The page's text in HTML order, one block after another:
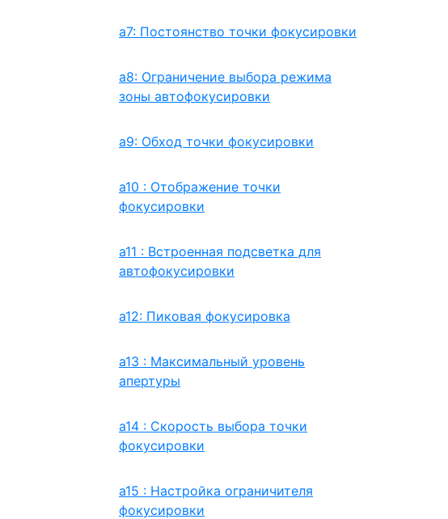
a7: Постоянство точки фокусировки
a8: Ограничение выбора режима
зоны автофокусировки
a9: Обход точки фокусировки
a10 : Отображение точки
фокусировки
a11 : Встроенная подсветка для
автофокусировки
a12: Пиковая фокусировка
a13 : Максимальный уровень
апертуры
a14 : Скорость выбора точки
фокусировки
a15 : Настройка ограничителя
фокусировки